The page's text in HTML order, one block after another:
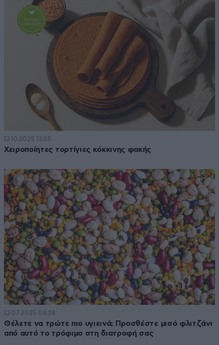
13·10·2025 12:55
Χειροποίητες τορτίγιες κόκκινης φακής
12·07·2025 08:34
Θέλετε να τρώτε πιο υγιεινά; Προσθέστε μισό φλιτζάνι
από αυτό το τρόφιμο στη διατροφή σας